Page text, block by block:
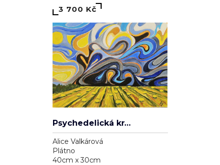
3 700 Kč
Psychedelická krajina
Alice Valkárová
Plátno
40cm x 30cm